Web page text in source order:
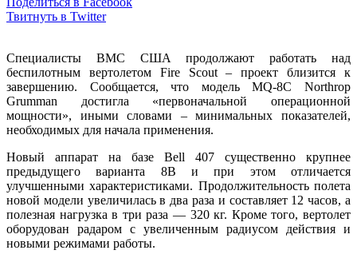
Твитнуть в Twitter
Специалисты ВМС США продолжают работать над
беспилотным вертолетом Fire Scout – проект близится к
завершению. Сообщается, что модель MQ-8C Northrop
Grumman достигла «первоначальной операционной
мощности», иными словами – минимальных показателей,
необходимых для начала применения.
Новый аппарат на базе Bell 407 существенно крупнее
предыдущего варианта 8B и при этом отличается
улучшенными характеристиками. Продолжительность полета
новой модели увеличилась в два раза и составляет 12 часов, а
полезная нагрузка в три раза — 320 кг. Кроме того, вертолет
оборудован радаром с увеличенным радиусом действия и
новыми режимами работы.